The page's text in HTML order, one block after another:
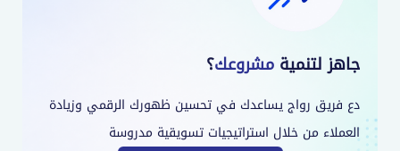
جاهز لتنمية مشروعك؟
دع فريق رواج يساعدك في تحسين ظهورك الرقمي وزيادة
العملاء من خلال استراتيجيات تسويقية مدروسة